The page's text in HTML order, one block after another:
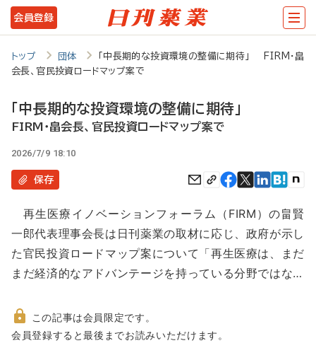
メ
イ
ツ
に
動
会員登録
トップ 団体
「中長期的な投資環境の整備に期待」 FIRM・畠
会長、官民投資ロードマップ案で
「中長期的な投資環境の整備に期待」
FIRM・畠会長、官民投資ロードマップ案で
2026/7/9 18:10
保存
再生医療イノベーションフォーラム（FIRM）の畠賢
一郎代表理事会長は日刊薬業の取材に応じ、政府が示し
た官民投資ロードマップ案について「再生医療は、まだ
まだ経済的なアドバンテージを持っている分野ではな…
非
この記事は会員限定です。
会員登録すると最後までお読みいただけます。